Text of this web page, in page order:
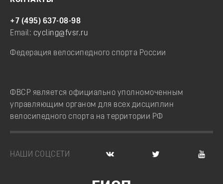
+7 (495) 637-08-98
Email: cycling@fvsr.ru
Федерация велосипедного спорта России
ФВСР является официально уполномоченным
управляющим органом для всех дисциплин
велосипедного спорта на территории РФ
НАШИ СОЦСЕТИ